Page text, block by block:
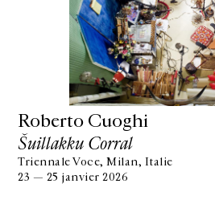
Roberto Cuoghi
Šuillakku Corral
Triennale Voce, Milan, Italie
23 — 25 janvier 2026